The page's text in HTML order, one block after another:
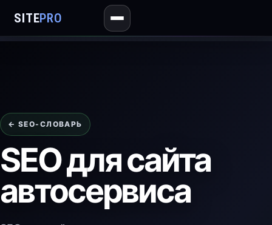
SITEPRO
← SEO-СЛОВАРЬ
SEO для сайта
автосервиса